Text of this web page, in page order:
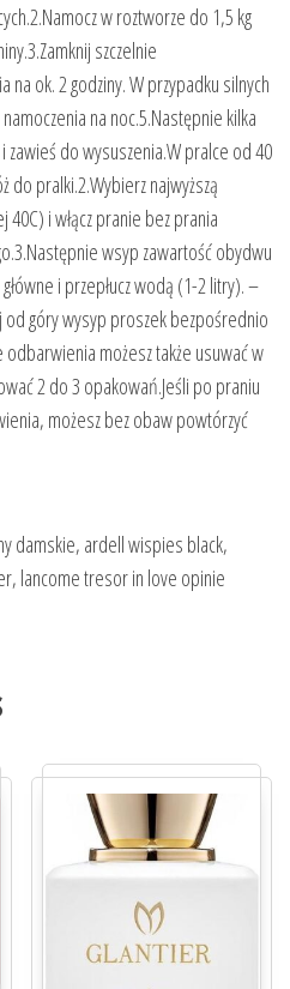
w roztworze do 1,5 kg
szczelnie
ok. 2 godziny. W przypadku silnych
na noc.5.Następnie kilka
zawieś do wysuszenia.W pralce od 40
do pralki.2.Wybierz najwyższą
i włącz pranie bez prania
wsyp zawartość obydwu
i przepłucz wodą (1-2 litry). –
od góry wysyp proszek bezpośrednio
możesz także usuwać w
2 do 3 opakowań.Jeśli po praniu
możesz bez obaw powtórzyć
damskie, ardell wispies black,
lancome tresor in love opinie